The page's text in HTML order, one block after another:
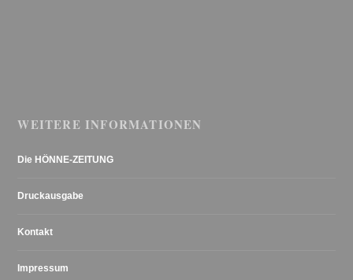
WEITERE INFORMATIONEN
Die HÖNNE-ZEITUNG
Druckausgabe
Kontakt
Impressum